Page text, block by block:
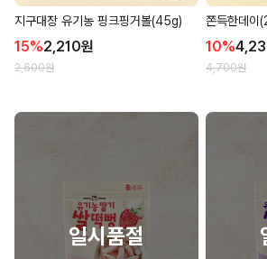
지구대장 유기농 핑크핑거볼(45g)
15%2,210원
2,600원
쫀득한데이
10%
4,700원